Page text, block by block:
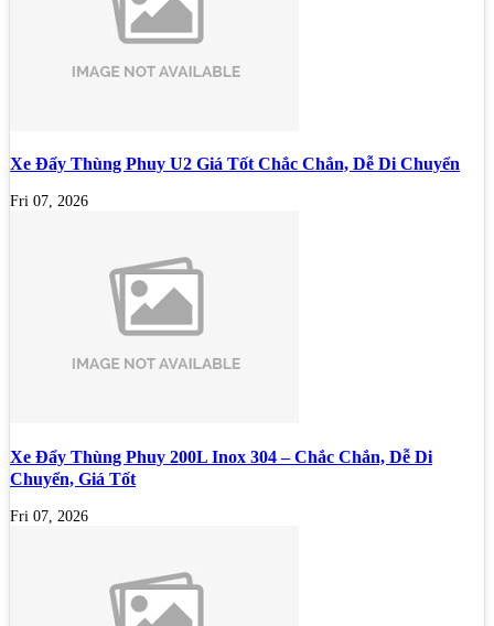
Xe Đẩy Thùng Phuy U2 Giá Tốt Chắc Chắn, Dễ Di Chuyển
Fri 07, 2026
Xe Đẩy Thùng Phuy 200L Inox 304 – Chắc Chắn, Dễ Di
Chuyển, Giá Tốt
Fri 07, 2026